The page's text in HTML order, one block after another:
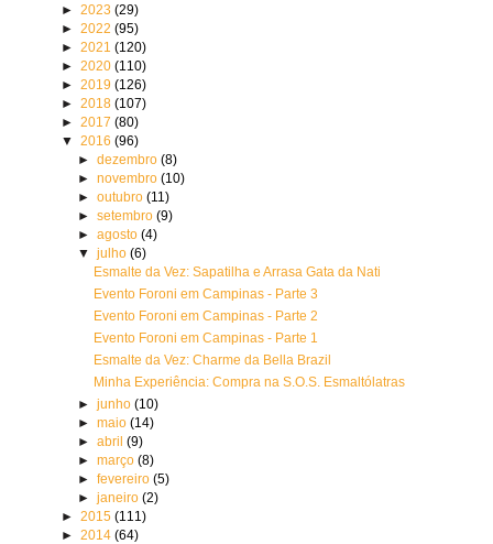
►2023(29)
►2022(95)
►2021(120)
►2020(110)
►2019(126)
►2018(107)
►2017(80)
▼2016(96)
► dezembro (8)
► novembro (10)
► outubro (11)
► setembro (9)
► agosto (4)
▼ julho (6)
Esmalte da Vez: Sapatilha e Arrasa Gata da Nati
Evento Foroni em Campinas - Parte 3
Evento Foroni em Campinas - Parte 2
Evento Foroni em Campinas - Parte 1
Esmalte da Vez: Charme da Bella Brazil
Minha Experiência: Compra na S.O.S. Esmaltólatras
► junho (10)
► maio (14)
► abril (9)
► março (8)
► fevereiro (5)
► janeiro (2)
►2015(111)
►2014(64)